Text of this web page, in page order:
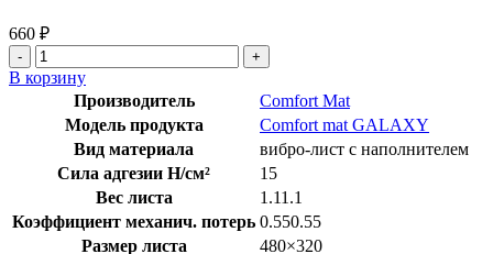
660 ₽
В корзину
Производитель
Comfort Mat
Модель продукта
Comfort mat GALAXY
Вид материала
вибро-лист с наполнителем
Сила адгезии Н/см²
15
Вес листа
1.11.1
Коэффициент механич. потерь 0.550.55
Размер листа
480×320